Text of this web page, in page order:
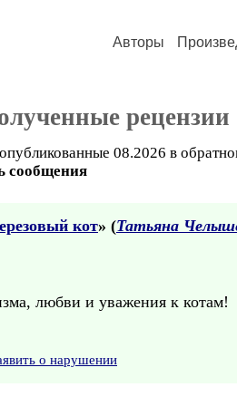
Авторы
рецензии
08.2026 в
сообщения
кот» (Татьяна
любви и уважения к котам!
о нарушении